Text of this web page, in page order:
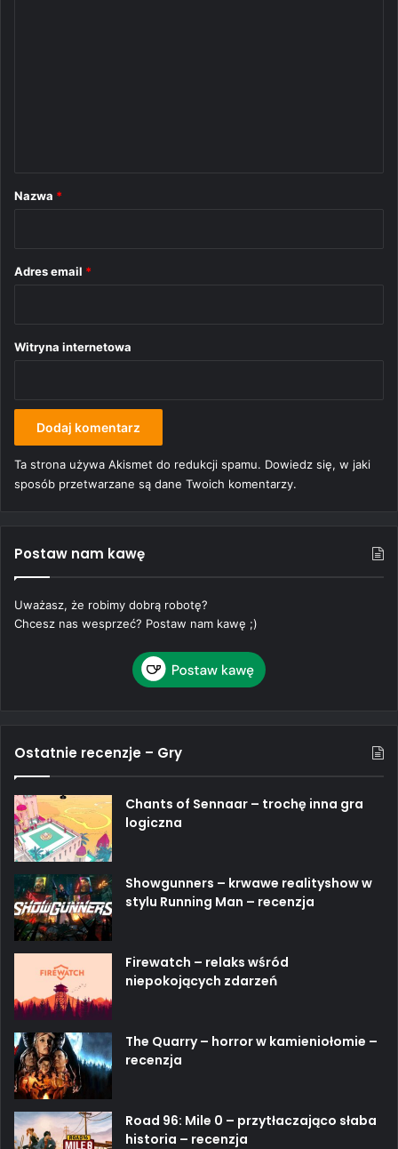
rNazwa *
Adres email *
Witryna internetowa
Ta strona używa Akismet do redukcji spamu. Dowiedz się, w jaki
sposób przetwarzane są dane Twoich komentarzy.
Postaw nam kawę
Uważasz, że robimy dobrą robotę?
Chcesz nas wesprzeć? Postaw nam kawę ;)
Ostatnie recenzje – Gry
Chants of Sennaar – trochę inna gra
logiczna
Showgunners – krwawe realityshow w
stylu Running Man – recenzja
Firewatch – relaks wśród
niepokojących zdarzeń
The Quarry – horror w kamieniołomie –
recenzja
Road 96: Mile 0 – przytłaczająco słaba
historia – recenzja